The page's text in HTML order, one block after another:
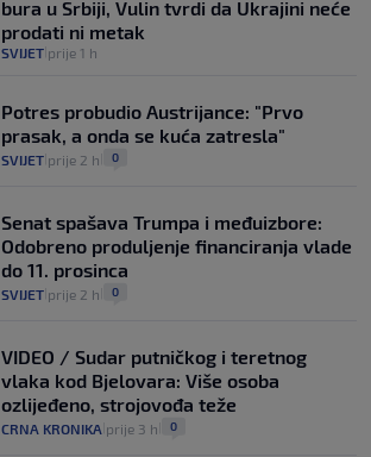
bura u Srbiji, Vulin tvrdi da Ukrajini neće
prodati ni metak
SVIJET prije 1 h
Potres probudio Austrijance: "Prvo
prasak, a onda se kuća zatresla"
SVIJET prije 2 h 0
Senat spašava Trumpa i međuizbore:
Odobreno produljenje financiranja vlade
do 11. prosinca
SVIJET prije 2 h 0
VIDEO / Sudar putničkog i teretnog
vlaka kod Bjelovara: Više osoba
ozlijeđeno, strojovođa teže
CRNA KRONIKA prije 3 h 0